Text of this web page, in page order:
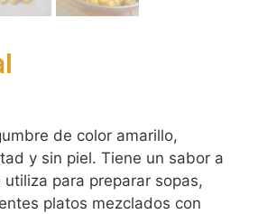
de color amarillo,
y sin piel. Tiene un sabor a
utiliza para preparar sopas,
platos mezclados con